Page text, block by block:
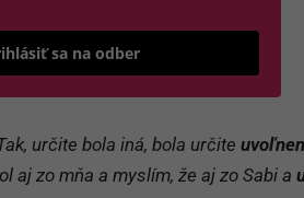
sa na odber
určite bola iná, bola určite
aj zo mňa a myslím, že aj zo Sabi a